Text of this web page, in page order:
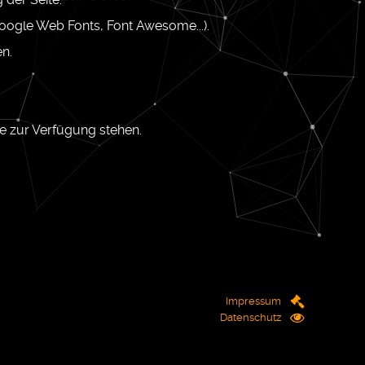
Impressum
Datenschutz
Web Fonts, Font Awesome...).
zur Verfügung stehen.